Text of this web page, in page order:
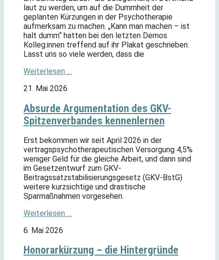
laut zu werden, um auf die Dummheit der
geplanten Kürzungen in der Psychotherapie
aufmerksam zu machen. „Kann man machen – ist
halt dumm“ hatten bei den letzten Demos
Kolleg:innen treffend auf ihr Plakat geschrieben.
Lasst uns so viele werden, dass die
Weiterlesen …
21. Mai 2026
Absurde Argumentation des GKV-
Spitzenverbandes kennenlernen
Erst bekommen wir seit April 2026 in der
vertragspsychotherapeutischen Versorgung 4,5%
weniger Geld für die gleiche Arbeit, und dann sind
im Gesetzentwurf zum GKV-
Beitragssatzstabilisierungsgesetz (GKV-BstG)
weitere kurzsichtige und drastische
Sparmaßnahmen vorgesehen.
Weiterlesen …
6. Mai 2026
Honorarkürzung – die Hintergründe